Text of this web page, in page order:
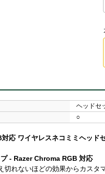
ヘッドセ
○
応 ワイヤレスネコミミヘッド
- Razer Chroma RGB 対応
切れないほどの効果からカス